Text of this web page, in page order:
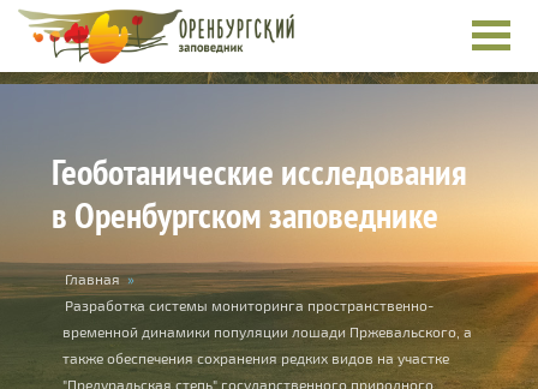
Перейти к основному содержанию
Геоботанические исследования
в Оренбургском заповеднике
Вы здесь
Главная »
Разработка системы мониторинга пространственно-
временной динамики популяции лошади Пржевальского, а
также обеспечения сохранения редких видов на участке
"Предуральская степь" государственного природного